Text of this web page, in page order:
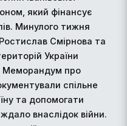
який фінансує
Минулого тижня
Смірнова та
України
Меморандум про
спільне
та допомогати
внаслідок війни.